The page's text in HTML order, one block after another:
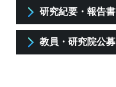
研究紀要・報告書
教員・研究院公募